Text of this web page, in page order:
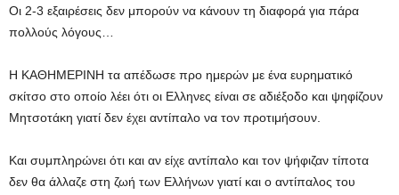
Οι 2-3 εξαιρέσεις δεν μπορούν να κάνουν τη διαφορά για πάρα
πολλούς λόγους…
Η ΚΑΘΗΜΕΡΙΝΗ τα απέδωσε προ ημερών με ένα ευρηματικό
σκίτσο στο οποίο λέει ότι οι Ελληνες είναι σε αδιέξοδο και ψηφίζουν
Μητσοτάκη γιατί δεν έχει αντίπαλο να τον προτιμήσουν.
Και συμπληρώνει ότι και αν είχε αντίπαλο και τον ψήφιζαν τίποτα
δεν θα άλλαζε στη ζωή των Ελλήνων γιατί και ο αντίπαλος του